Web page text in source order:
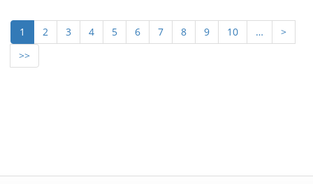
1 2 3 4 5 6 7 8 9 10 …
>
>>